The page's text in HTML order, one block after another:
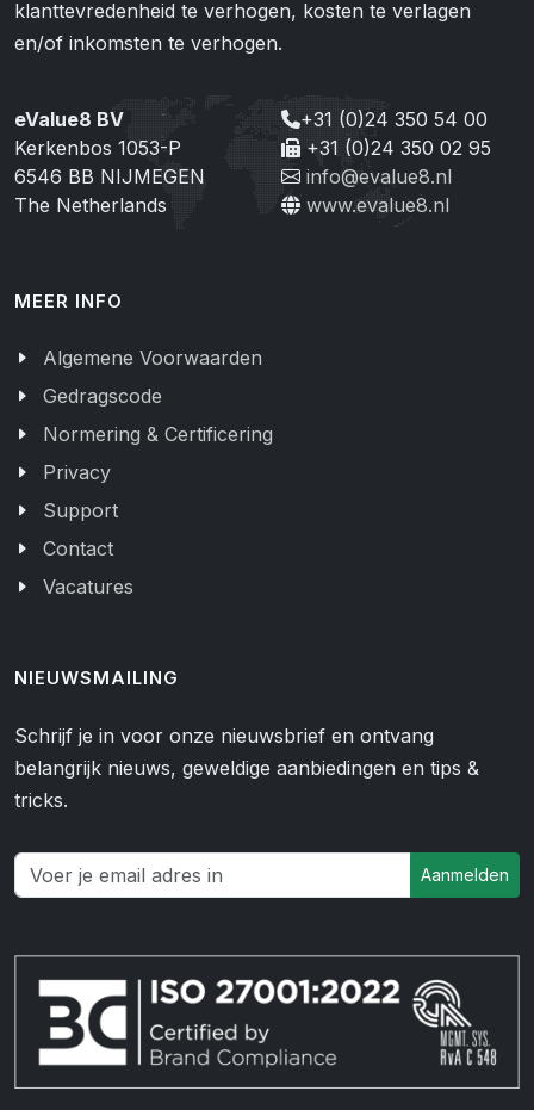
klanttevredenheid te verhogen, kosten te verlagen
en/of inkomsten te verhogen.
eValue8 BV
Kerkenbos 1053-P
6546 BB NIJMEGEN
The Netherlands
+31 (0)24 350 54 00
+31 (0)24 350 02 95
info@evalue8.nl
www.evalue8.nl
MEER INFO
Algemene Voorwaarden
Gedragscode
Normering & Certificering
Privacy
Support
Contact
Vacatures
NIEUWSMAILING
Schrijf je in voor onze nieuwsbrief en ontvang
belangrijk nieuws, geweldige aanbiedingen en tips &
tricks.
Aanmelden